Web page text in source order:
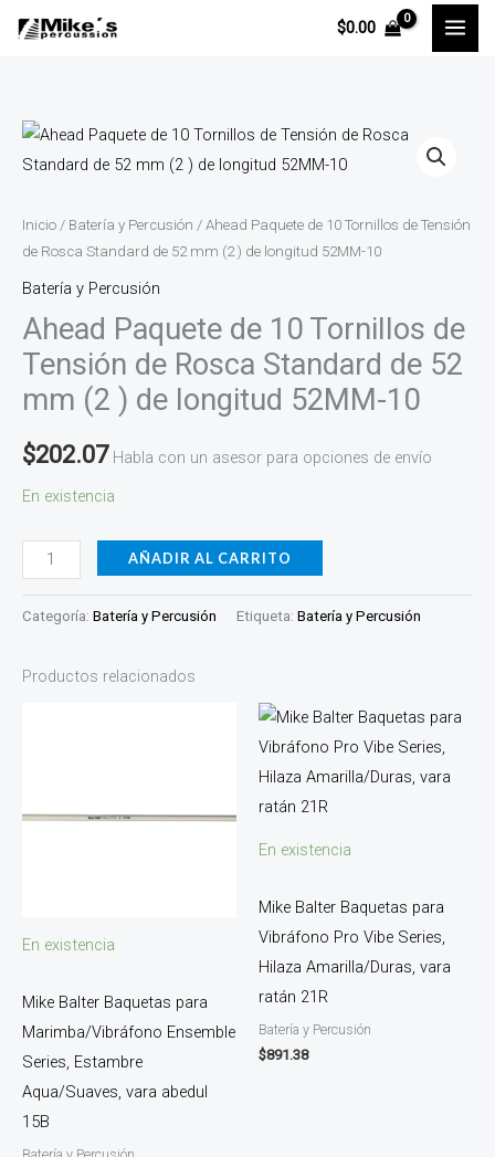
$0.00
Inicio / Batería y Percusión / Ahead Paquete de 10 Tornillos de Tensión
de Rosca Standard de 52 mm (2 ) de longitud 52MM-10
Batería y Percusión
Ahead Paquete de 10 Tornillos de
Tensión de Rosca Standard de 52
mm (2 ) de longitud 52MM-10
$202.07 Habla con un asesor para opciones de envío
En existencia
Ahead
Paquete
10
Tornillos
de
Tensión
de
Rosca
Standard
52
mm
de
longitud
10
AÑADIR AL CARRITO
Categoría: Batería y Percusión Etiqueta: Batería y Percusión
Productos relacionados
En existencia
Mike Balter Baquetas para
Marimba/Vibráfono Ensemble
Series, Estambre
Aqua/Suaves, vara abedul
15B
En existencia
Mike Balter Baquetas para
Vibráfono Pro Vibe Series,
Hilaza Amarilla/Duras, vara
ratán 21R
Batería y Percusión
$891.38